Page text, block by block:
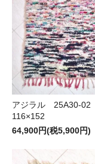
アジラル 25A30-02
116×152
64,900円(税5,900円)